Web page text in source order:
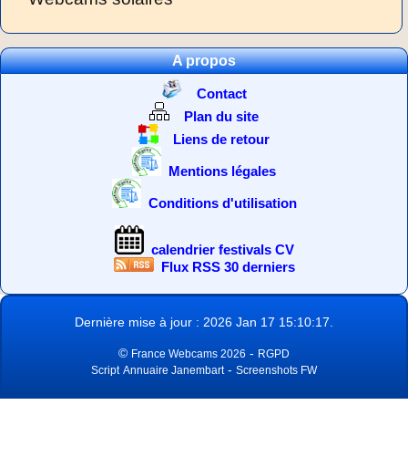
A propos
Contact
Plan du site
Liens de retour
Mentions légales
Conditions d'utilisation
calendrier festivals CV
Flux RSS 30 derniers
Dernière mise à jour : 2026 Jan 17 15:10:17.
© France Webcams 2026 - RGPD
Script Annuaire Janembart- Screenshots FW